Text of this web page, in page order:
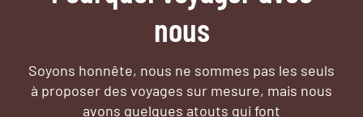
nous
Soyons honnête, nous ne sommes pas les seuls
à proposer des voyages sur mesure, mais nous
avons quelques atouts qui font